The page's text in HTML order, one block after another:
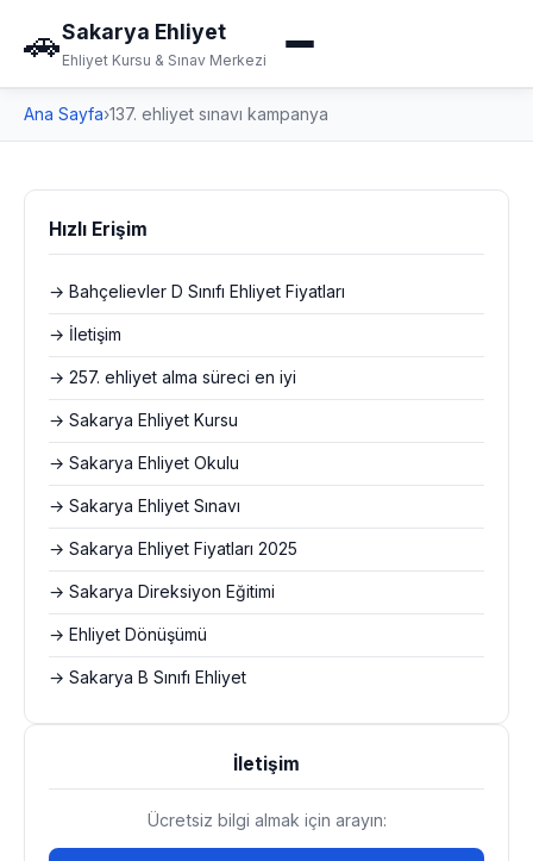
🚗Sakarya Ehliyet
Ehliyet Kursu & Sınav Merkezi
Ana Sayfa›137. ehliyet sınavı kampanya
Hızlı Erişim
→ Bahçelievler D Sınıfı Ehliyet Fiyatları
→ İletişim
→ 257. ehliyet alma süreci en iyi
→ Sakarya Ehliyet Kursu
→ Sakarya Ehliyet Okulu
→ Sakarya Ehliyet Sınavı
→ Sakarya Ehliyet Fiyatları 2025
→ Sakarya Direksiyon Eğitimi
→ Ehliyet Dönüşümü
→ Sakarya B Sınıfı Ehliyet
İletişim
Ücretsiz bilgi almak için arayın: